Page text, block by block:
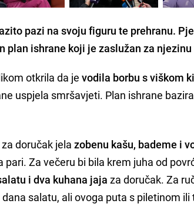
pazi na svoju figuru te prehranu.
plan ishrane koji je zaslužan za
otkrila da je vodila borbu s viškom
uspjela smršavjeti. Plan ishrane
doručak jela zobenu kašu, bademe i
pari. Za večeru bi bila krem juha od
i dva kuhana jaja za doručak. Za
salatu, ali ovoga puta s piletinom